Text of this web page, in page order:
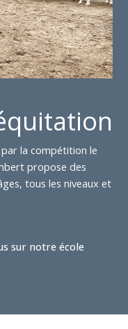
la compétition le
propose des
tous les niveaux et
sur notre école